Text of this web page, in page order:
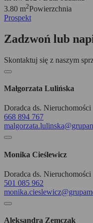
3.80 m2Powierzchnia
Prospekt
Zadzwoń lub
Skontaktuj się z naszym
Małgorzata Lulińska
Doradca ds. Nieruchomości
668 894 767
Monika Cieślewicz
Doradca ds. Nieruchomości
501 085 962
Aleksandra Zemczak